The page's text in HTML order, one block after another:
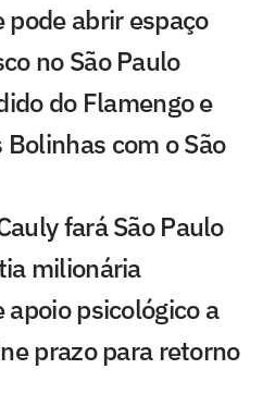
pode abrir espaço
no São Paulo
do Flamengo e
com o São
fará São Paulo
milionária
apoio psicológico a
prazo para retorno